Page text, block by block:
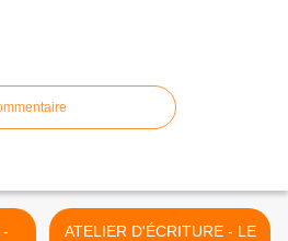
ATELIER D'ÉCRITURE - LE